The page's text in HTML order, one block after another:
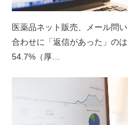
医薬品ネット販売、メール問い
合わせに「返信があった」のは
54.7%（厚…